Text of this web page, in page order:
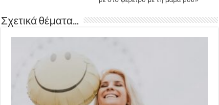
Σχετικά θέματα...